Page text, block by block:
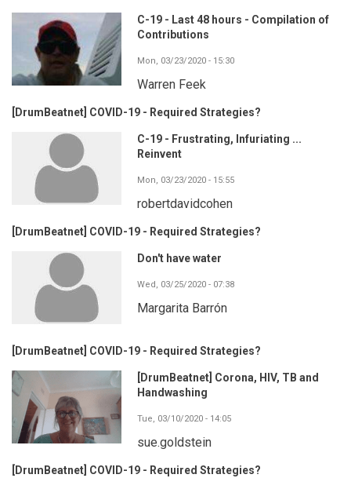
C-19 - Last 48 hours - Compilation of
Contributions
Mon, 03/23/2020 - 15:30
Warren Feek
[DrumBeatnet] COVID-19 - Required Strategies?
C-19 - Frustrating, Infuriating ...
Reinvent
Mon, 03/23/2020 - 15:55
robertdavidcohen
[DrumBeatnet] COVID-19 - Required Strategies?
Don't have water
Wed, 03/25/2020 - 07:38
Margarita Barrón
[DrumBeatnet] COVID-19 - Required Strategies?
[DrumBeatnet] Corona, HIV, TB and
Handwashing
Tue, 03/10/2020 - 14:05
sue.goldstein
[DrumBeatnet] COVID-19 - Required Strategies?